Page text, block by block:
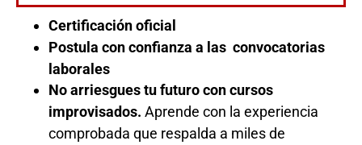
Certificación oficial
Postula con confianza a las convocatorias
laborales
No arriesgues tu futuro con cursos
improvisados. Aprende con la experiencia
comprobada que respalda a miles de